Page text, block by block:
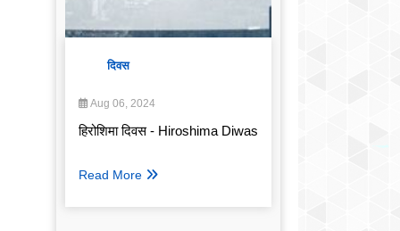
दिवस
Aug 06, 2024
हिरोशिमा दिवस - Hiroshima Diwas
Read More